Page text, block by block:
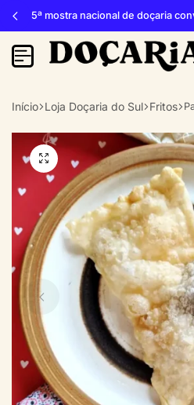
5ª mostra nacional de doçaria conventual de lorvão,
Início Loja Doçaria do Sul Fritos